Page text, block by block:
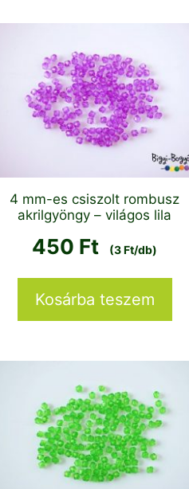
4 mm-es csiszolt rombusz
akrilgyöngy – világos lila
450 Ft (3 Ft/db)
Kosárba teszem